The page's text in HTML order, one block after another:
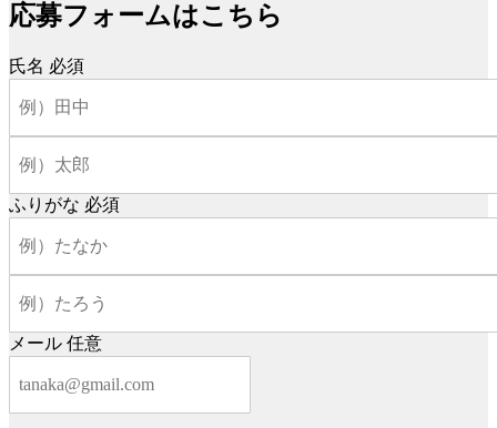
応募フォームはこちら
氏名 必須
ふりがな 必須
メール 任意